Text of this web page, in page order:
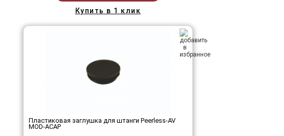
Купить в 1 клик
Пластиковая заглушка для штанги Peerless-AV
MOD-ACAP